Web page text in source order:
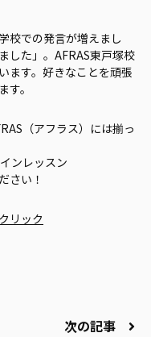
校での発言が増えまし
した」。AFRAS東戸塚校
ます。好きなことを頑張
。
（アフラス）には揃っ
ンレッスン
さい！
リック
次の記事